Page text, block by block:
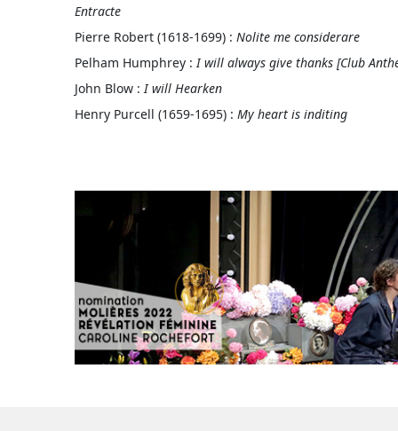
Entracte
Pierre Robert (1618-1699) : Nolite me considerare
Pelham Humphrey :I will always give thanks [Club
John Blow :I will Hearken
Henry Purcell (1659-1695) : My heart is inditing